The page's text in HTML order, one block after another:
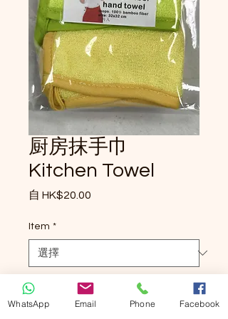
厨房抹手巾
Kitchen Towel
自 HK$20.00
Item *
Notes (選填)
WhatsApp Email Phone Facebook